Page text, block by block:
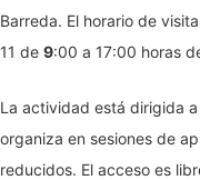
Barreda. El horario de
11 de 9:00 a 17:00 horas
La actividad está dirigida
organiza en sesiones de
reducidos. El acceso es